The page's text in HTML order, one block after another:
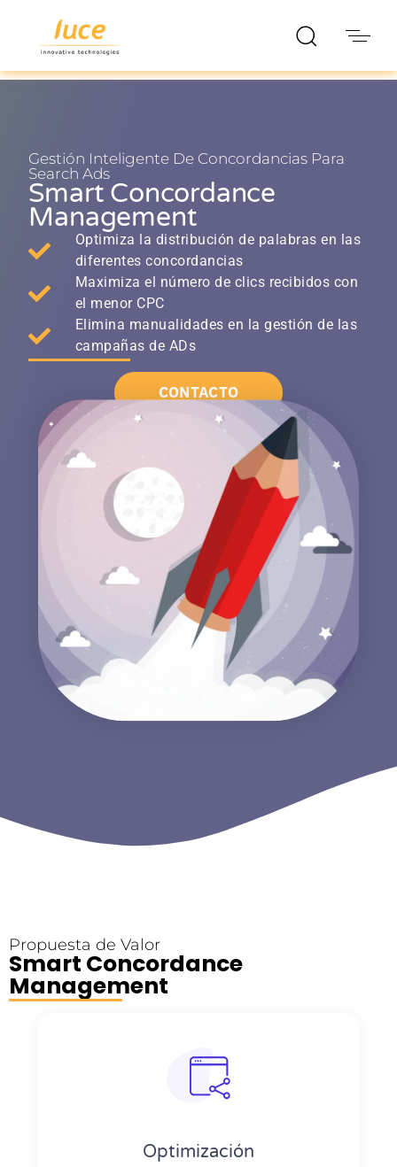
Gestión Inteligente De Concordancias Para
Search Ads
Smart Concordance
Management
Optimiza la distribución de palabras en las
diferentes concordancias
Maximiza el número de clics recibidos con
el menor CPC
Elimina manualidades en la gestión de las
campañas de ADs
CONTACTO
CALCULA TU INVERSIÓN EN ADS
Propuesta de Valor
Smart Concordance
Management
Optimización